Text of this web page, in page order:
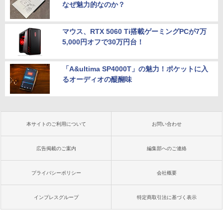
なぜ魅力的なのか？
マウス、RTX 5060 Ti搭載ゲーミングPCが7万
5,000円オフで30万円台！
「A&ultima SP4000T」の魅力！ポケットに入
るオーディオの醍醐味
本サイトのご利用について お問い合わせ
広告掲載のご案内 編集部へのご連絡
プライバシーポリシー 会社概要
インプレスグループ 特定商取引法に基づく表示